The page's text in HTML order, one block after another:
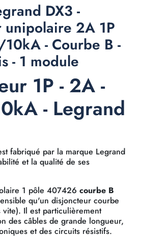
DX3 -
unipolaire 2A 1P
- Courbe B -
- 1 module
1P - 2A -
- Legrand
fabriqué par la marque Legrand
et la qualité de ses
1 pôle 407426 courbe B
qu'un disjoncteur courbe
Il est particulièrement
des câbles de grande longueur,
et des circuits résistifs.